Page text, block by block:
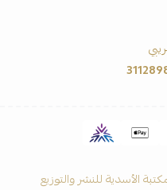
الأسدية للنشر والتوزيع